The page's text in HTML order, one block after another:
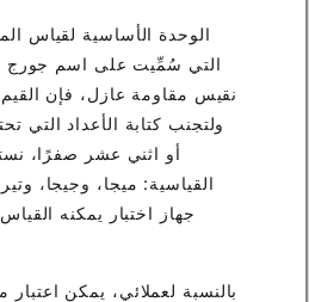
التي سُمِّيت على اسم جورج
نقيس مقاومة عازل، فإن
ولتجنب كتابة الأعداد التي
أو اثني عشر صفرًا،
القياسية: ميجا، وجيجا،
جهاز اختبار يمكنه
بالنسبة لعملائي، يمكن